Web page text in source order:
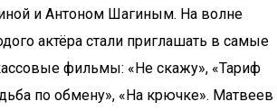
и Антоном Шагиным. На волне
актёра стали приглашать в самые
фильмы: «Не скажу», «Тариф
по обмену», «На крючке». Матвеев